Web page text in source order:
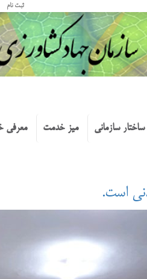
ثبت نام
ساختار سازمانی میز خدمت معرفی
است.